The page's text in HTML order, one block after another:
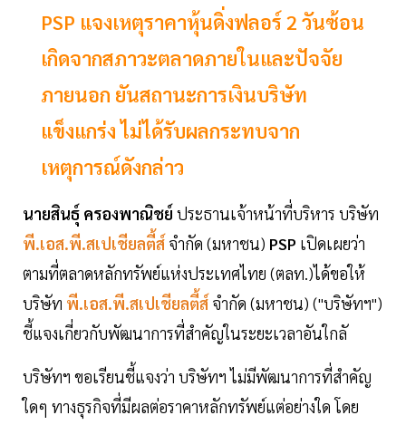
PSP แจงเหตุราคาหุ้นดิ่งฟลอร์ 2 วันซ้อน
เกิดจากสภาวะตลาดภายในและปัจจัย
ภายนอก ยันสถานะการเงินบริษัท
แข็งแกร่ง ไม่ได้รับผลกระทบจาก
เหตุการณ์ดังกล่าว
นายสินธุ์ ครองพาณิชย์ ประธานเจ้าหน้าที่บริหาร บริษัท
พี.เอส.พี.สเปเชียลตี้ส์ จำกัด (มหาชน) PSP เปิดเผยว่า
ตามที่ตลาดหลักทรัพย์แห่งประเทศไทย (ตลท.)ได้ขอให้
บริษัท พี.เอส.พี.สเปเชียลตี้ส์ จำกัด (มหาชน) ("บริษัทฯ")
ชี้แจงเกี่ยวกับพัฒนาการที่สำคัญในระยะเวลาอันใกลั
บริษัทฯ ขอเรียนชี้แจงว่า บริษัทฯ ไม่มีพัฒนาการที่สำคัญ
ใดๆ ทางธุรกิจที่มีผลต่อราคาหลักทรัพย์แต่อย่างใด โดย